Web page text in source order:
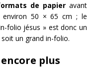
de papier avant
environ 50 × 65 cm ; le
folio jésus » est donc un
un grand in-folio.
plus